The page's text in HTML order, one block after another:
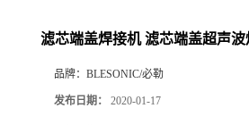
滤芯端盖焊接机 滤芯端盖超声波
品牌： BLESONIC/必勒
发布日期： 2020-01-17